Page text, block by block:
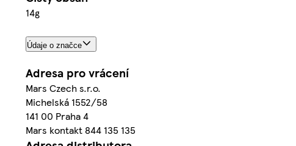
14g
Údaje o značce
Adresa pro vrácení
Mars Czech s.r.o.
Michelská 1552/58
141 00 Praha 4
Mars kontakt 844 135 135